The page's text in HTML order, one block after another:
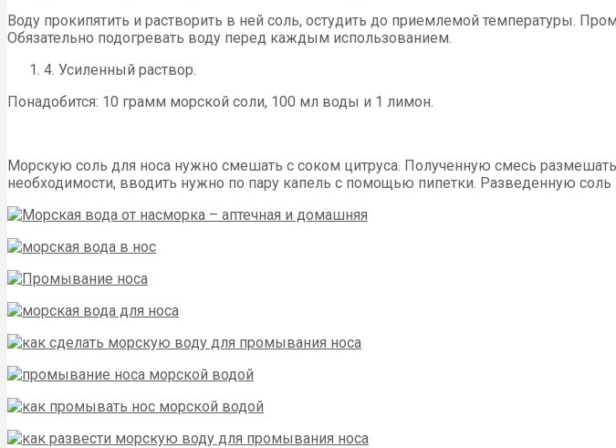
Воду прокипятить и растворить в ней соль, остудить до приемлемой температуры.
Обязательно подогревать воду перед каждым использованием.
4. Усиленный раствор.
Понадобится: 10 грамм морской соли, 100 мл воды и 1 лимон.
Морскую соль для носа нужно смешать с соком цитруса. Полученную смесь
необходимости, вводить нужно по пару капель с помощью пипетки. Разведенную